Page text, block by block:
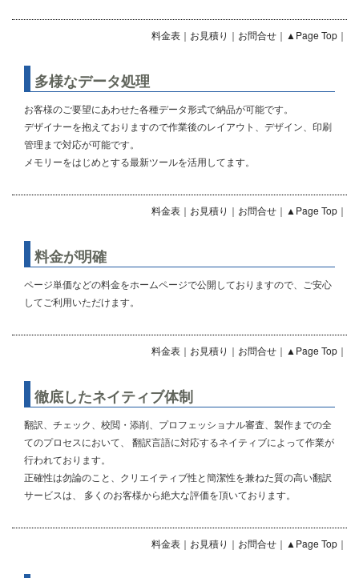
料金表 ｜ お見積り ｜ お問合せ ｜ ▲Page Top ｜
多様なデータ処理
お客様のご要望にあわせた各種データ形式で納品が可能です。
デザイナーを抱えておりますので作業後のレイアウト、デザイン、印刷
管理まで対応が可能です。
メモリーをはじめとする最新ツールを活用してます。
料金表 ｜ お見積り ｜ お問合せ ｜ ▲Page Top ｜
料金が明確
ページ単価などの料金をホームページで公開しておりますので、ご安心
してご利用いただけます。
料金表 ｜ お見積り ｜ お問合せ ｜ ▲Page Top ｜
徹底したネイティブ体制
翻訳、チェック、校閲・添削、プロフェッショナル審査、製作までの全
てのプロセスにおいて、 翻訳言語に対応するネイティブによって作業が
行われております。
正確性は勿論のこと、クリエイティブ性と簡潔性を兼ねた質の高い翻訳
サービスは、 多くのお客様から絶大な評価を頂いております。
料金表 ｜ お見積り ｜ お問合せ ｜ ▲Page Top ｜